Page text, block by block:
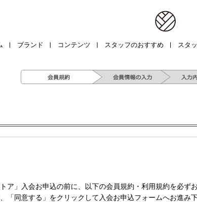
ブランド コンテンツ スタッフのおすすめ スタ
ア」入会お申込の前に、以下の会員規約・利用規約を必ず
「同意する」をクリックして入会お申込フォームへお進み下